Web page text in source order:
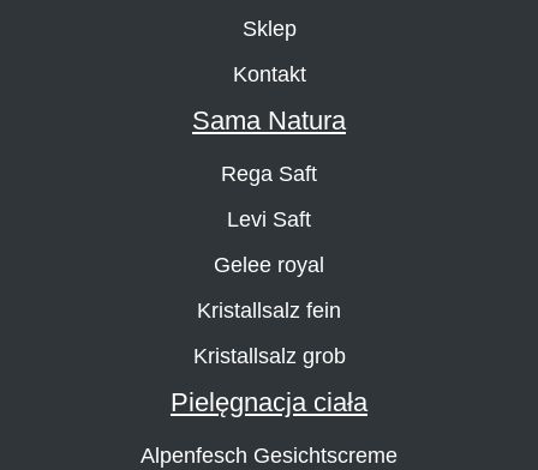
Sklep
Kontakt
Sama Natura
Rega Saft
Levi Saft
Gelee royal
Kristallsalz fein
Kristallsalz grob
Pielęgnacja ciała
Alpenfesch Gesichtscreme